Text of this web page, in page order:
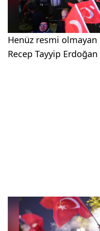
Henüz resmi
Recep Tayyip